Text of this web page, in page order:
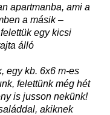
apartmanba, ami a
a másik –
egy kicsi
álló
egy kb. 6x6 m-es
felettünk még hét
is jusson nekünk!
akiknek